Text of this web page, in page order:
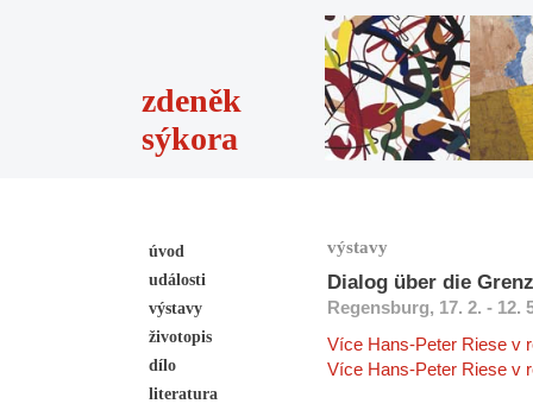
zdeněk
sýkora
úvod
události
výstavy
životopis
dílo
literatura
výstavy
Dialog über die
Regensburg, 17. 2. - 12.
Více Hans-Peter Riese v
Více Hans-Peter Riese v